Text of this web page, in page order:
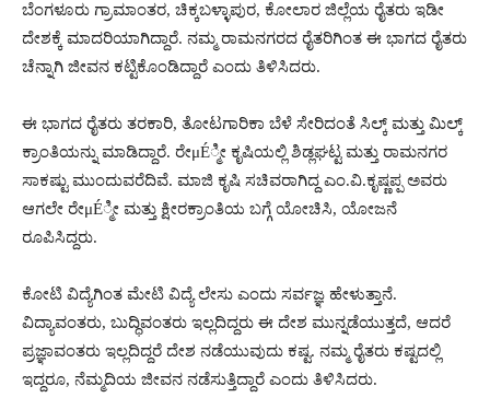
ಬೆಂಗಳೂರು ಗ್ರಾಮಾಂತರ, ಚಿಕ್ಕಬಳ್ಳಾಪುರ, ಕೋಲಾರ ಜಿಲ್ಲೆಯ ರೈತರು ಇಡೀ
ದೇಶಕ್ಕೆ ಮಾದರಿಯಾಗಿದ್ದಾರೆ. ನಮ್ಮ ರಾಮನಗರದ ರೈತರಿಗಿಂತ ಈ ಭಾಗದ ರೈತರು
ಚೆನ್ನಾಗಿ ಜೀವನ ಕಟ್ಟಿಕೊಂಡಿದ್ದಾರೆ ಎಂದು ತಿಳಿಸಿದರು.
ಈ ಭಾಗದ ರೈತರು ತರಕಾರಿ, ತೋಟಗಾರಿಕಾ ಬೆಳೆ ಸೇರಿದಂತೆ ಸಿಲ್ಕ್ ಮತ್ತು ಮಿಲ್ಕ್
ಕ್ರಾಂತಿಯನ್ನು ಮಾಡಿದ್ದಾರೆ. ರೇμÉ್ಮೀ ಕೃಷಿಯಲ್ಲಿ ಶಿಡ್ಲಘಟ್ಟ ಮತ್ತು ರಾಮನಗರ
ಸಾಕಷ್ಟು ಮುಂದುವರೆದಿವೆ. ಮಾಜಿ ಕೃಷಿ ಸಚಿವರಾಗಿದ್ದ ಎಂ.ವಿ.ಕೃಷ್ಣಪ್ಪ ಅವರು
ಆಗಲೇ ರೇμÉ್ಮೀ ಮತ್ತು ಕ್ಷೀರಕ್ರಾಂತಿಯ ಬಗ್ಗೆ ಯೋಚಿಸಿ, ಯೋಜನೆ
ರೂಪಿಸಿದ್ದರು.
ಕೋಟಿ ವಿದ್ಯೆಗಿಂತ ಮೇಟಿ ವಿದ್ಯೆ ಲೇಸು ಎಂದು ಸರ್ವಜ್ಞ ಹೇಳುತ್ತಾನೆ.
ವಿದ್ಯಾವಂತರು, ಬುದ್ಧಿವಂತರು ಇಲ್ಲದಿದ್ದರು ಈ ದೇಶ ಮುನ್ನಡೆಯುತ್ತದೆ, ಆದರೆ
ಪ್ರಜ್ಞಾವಂತರು ಇಲ್ಲದಿದ್ದರೆ ದೇಶ ನಡೆಯುವುದು ಕಷ್ಟ. ನಮ್ಮ ರೈತರು ಕಷ್ಟದಲ್ಲಿ
ಇದ್ದರೂ, ನೆಮ್ಮದಿಯ ಜೀವನ ನಡೆಸುತ್ತಿದ್ದಾರೆ ಎಂದು ತಿಳಿಸಿದರು.